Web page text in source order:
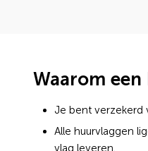
Waarom
Je bent verzekerd
Alle huurvlaggen
vlag leveren.